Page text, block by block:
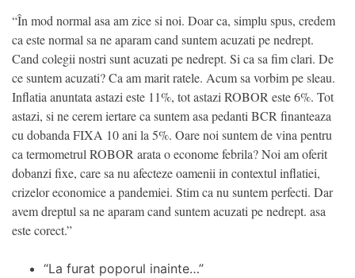
“În mod normal asa am zice si noi. Doar ca, simplu spus, credem
ca este normal sa ne aparam cand suntem acuzati pe nedrept.
Cand colegii nostri sunt acuzati pe nedrept. Si ca sa fim clari. De
ce suntem acuzati? Ca am marit ratele. Acum sa vorbim pe sleau.
Inflatia anuntata astazi este 11%, tot astazi ROBOR este 6%. Tot
astazi, si ne cerem iertare ca suntem asa pedanti BCR finanteaza
cu dobanda FIXA 10 ani la 5%. Oare noi suntem de vina pentru
ca termometrul ROBOR arata o econome febrila? Noi am oferit
dobanzi fixe, care sa nu afecteze oamenii in contextul inflatiei,
crizelor economice a pandemiei. Stim ca nu suntem perfecti. Dar
avem dreptul sa ne aparam cand suntem acuzati pe nedrept. asa
este corect.”
“La furat poporul inainte…”